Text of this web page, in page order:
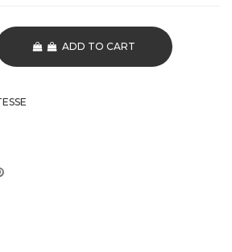
ADD TO CART